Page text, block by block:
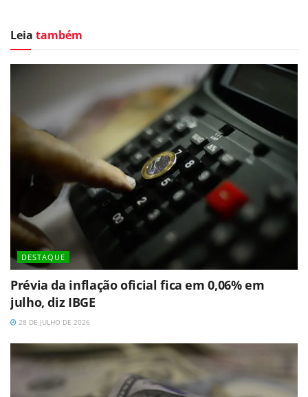
Leia também
DESTAQUE
Prévia da inflação oficial fica em 0,06% em
julho, diz IBGE
28 DE JULHO DE 2026